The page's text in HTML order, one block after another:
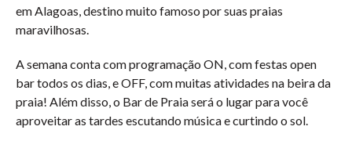
em Alagoas, destino muito famoso por suas praias
maravilhosas.
A semana conta com programação ON, com festas open
bar todos os dias, e OFF, com muitas atividades na beira da
praia! Além disso, o Bar de Praia será o lugar para você
aproveitar as tardes escutando música e curtindo o sol.